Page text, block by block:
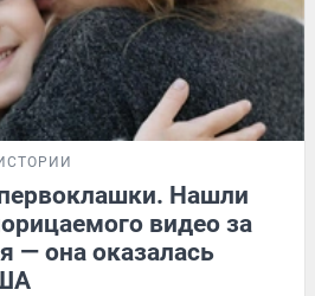
Нашли
видео за
— она оказалась